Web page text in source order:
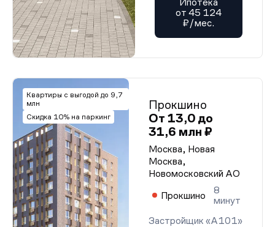
Ипотека
от 45 124
₽/мес.
Квартиры с выгодой до 9,7
млн
Скидка 10% на паркинг
Прокшино
От 13,0 до
31,6 млн ₽
Москва, Новая
Москва,
Новомосковский АО
Прокшино
8
минут
Застройщик «А101»